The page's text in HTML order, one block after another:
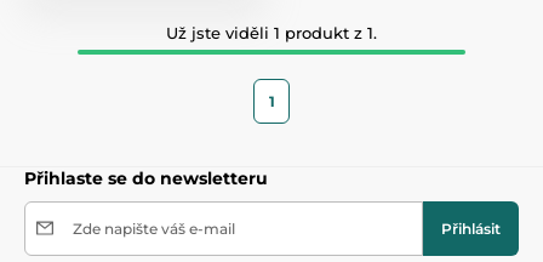
Už jste viděli 1 produkt z 1.
1
Přihlaste se do newsletteru
Zde napište váš e-mail Přihlásit